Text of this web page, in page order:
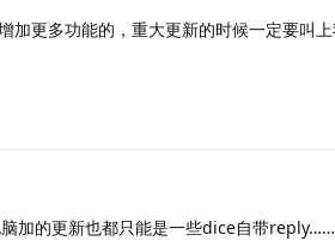
更多功能的，重大更新的时候一定要叫上
加的更新也都只能是一些dice自带